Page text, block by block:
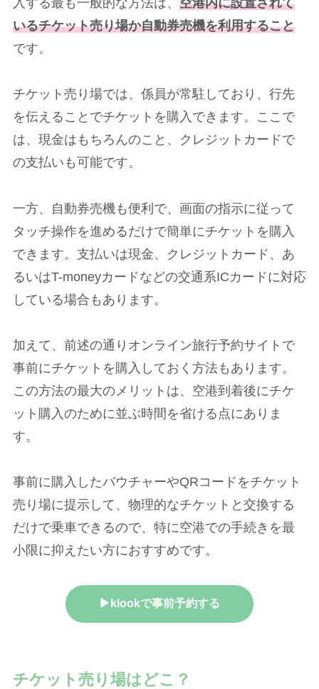
いるチケット売り場か自動券売機を利用すること
です。
チケット売り場では、係員が常駐しており、行先
を伝えることでチケットを購入できます。ここで
は、現金はもちろんのこと、クレジットカードで
の支払いも可能です。
一方、自動券売機も便利で、画面の指示に従って
タッチ操作を進めるだけで簡単にチケットを購入
できます。支払いは現金、クレジットカード、あ
るいはT-moneyカードなどの交通系ICカードに対応
している場合もあります。
加えて、前述の通りオンライン旅行予約サイトで
事前にチケットを購入しておく方法もあります。
この方法の最大のメリットは、空港到着後にチケ
ット購入のために並ぶ時間を省ける点にありま
す。
事前に購入したバウチャーやQRコードをチケット
売り場に提示して、物理的なチケットと交換する
だけで乗車できるので、特に空港での手続きを最
小限に抑えたい方におすすめです。
▶klookで事前予約する
チケット売り場はどこ？